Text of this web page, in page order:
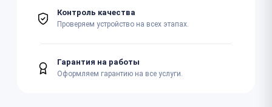
Контроль качества
Проверяем устройство на всех этапах.
Гарантия на работы
Оформляем гарантию на все услуги.